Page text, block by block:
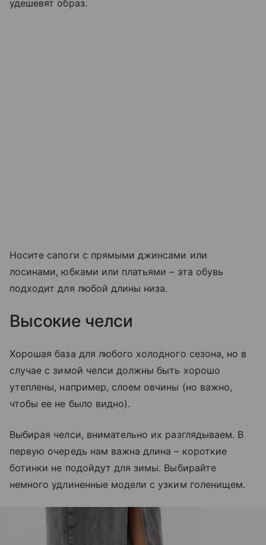
удешевят образ.
Носите сапоги с прямыми джинсами или
лосинами, юбками или платьями – эта обувь
подходит для любой длины низа.
Высокие челси
Хорошая база для любого холодного сезона, но в
случае с зимой челси должны быть хорошо
утеплены, например, слоем овчины (но важно,
чтобы ее не было видно).
Выбирая челси, внимательно их разглядываем. В
первую очередь нам важна длина – короткие
ботинки не подойдут для зимы. Выбирайте
немного удлиненные модели с узким голенищем.